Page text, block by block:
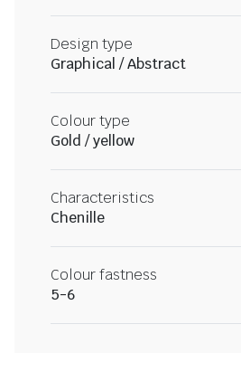
Design type
Graphical / Abstract
Colour type
Gold / yellow
Characteristics
Chenille
Colour fastness
5-6